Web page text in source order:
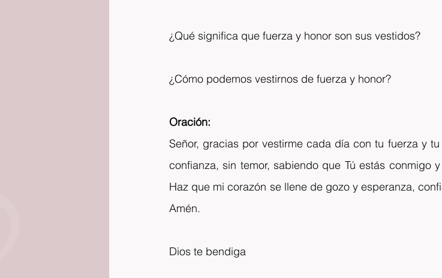
¿Qué significa que fuerza y honor son sus vestidos?
¿Cómo podemos vestirnos de fuerza y honor?
Oración:
Señor, gracias por vestirme cada día con tu fuerza y
confianza, sin temor, sabiendo que Tú estás conmigo
Haz que mi corazón se llene de gozo y esperanza,
Amén.
Dios te bendiga